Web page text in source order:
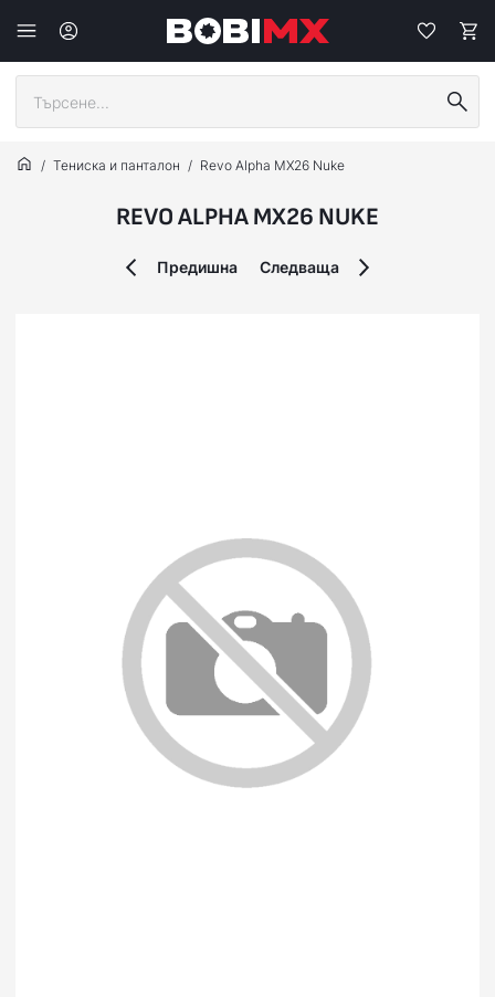
Тениска и панталон Revo Alpha MX26 Nuke
REVO ALPHA MX26 NUKE
Предишна Следваща